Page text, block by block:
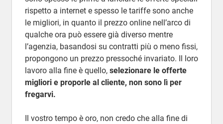
rispetto a internet e spesso le tariffe sono anche
le migliori, in quanto il prezzo online nell’arco di
qualche ora può essere già diverso mentre
l’agenzia, basandosi su contratti più o meno fissi,
propongono un prezzo pressoché invariato. Il loro
lavoro alla fine è quello, selezionare le offerte
migliori e proporle al cliente, non sono lì per
fregarvi.
Il vostro tempo è oro, non credo che alla fine di